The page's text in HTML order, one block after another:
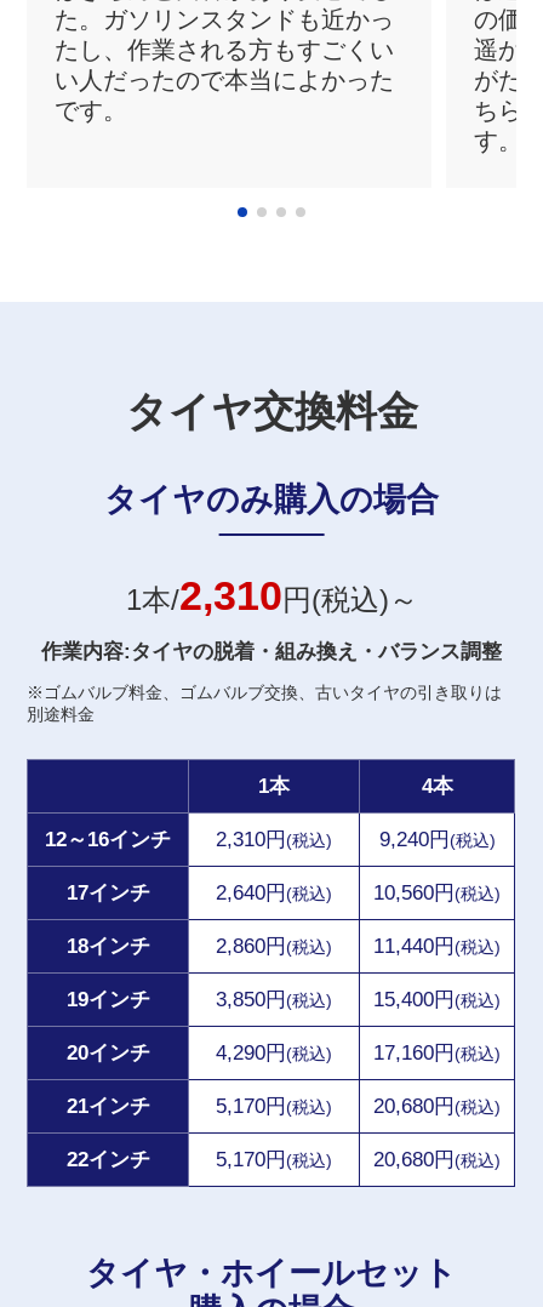
た。ガソリンスタンドも近かっ
たし、作業される方もすごくい
い人だったので本当によかった
です。
の価
遥か
がた
ちら
す。
タイヤ交換料金
タイヤのみ購入の場合
1本/2,310円(税込)～
作業内容:タイヤの脱着・組み換え・バランス調整
※ゴムバルブ料金、ゴムバルブ交換、古いタイヤの引き取りは
別途料金
1本 4本
12～16インチ 2,310円(税込) 9,240円(税込)
17インチ 2,640円(税込) 10,560円(税込)
18インチ 2,860円(税込) 11,440円(税込)
19インチ 3,850円(税込) 15,400円(税込)
20インチ 4,290円(税込) 17,160円(税込)
21インチ 5,170円(税込) 20,680円(税込)
22インチ 5,170円(税込) 20,680円(税込)
タイヤ・ホイールセット